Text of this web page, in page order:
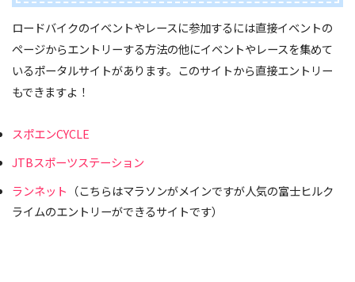
ロードバイクのイベントやレースに参加するには直接イベントの
ページからエントリーする方法の他にイベントやレースを集めて
いるポータルサイトがあります。このサイトから直接エントリー
もできますよ！
スポエンCYCLE
JTBスポーツステーション
ランネット （こちらはマラソンがメインですが人気の富士ヒルク
ライムのエントリーができるサイトです）